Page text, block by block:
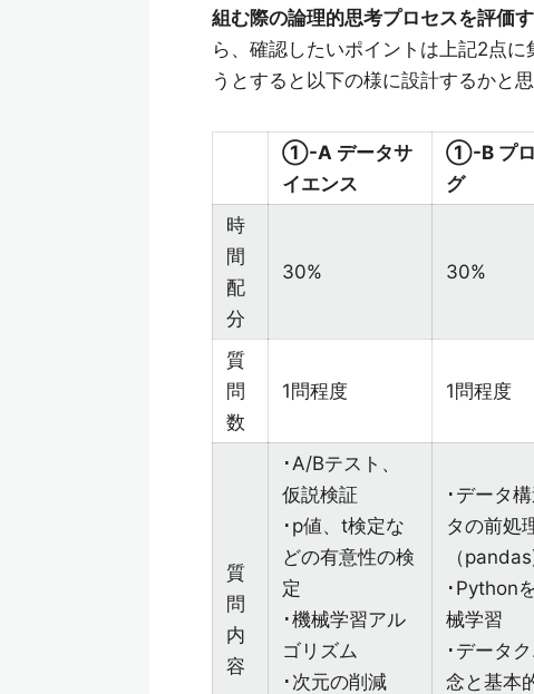
組む際の論理的思考プロセスを評価す
ら、確認したいポイントは上記2点
うとすると以下の様に設計するかと思
①-A データサ
イエンス
①-B プロ
グ
時
間
配
分
30% 30%
質
問
数
1問程度 1問程度
質
問
内
容
･A/Bテスト、
仮説検証
･p値、t検定な
どの有意性の検
定
･機械学習アル
ゴリズム
･次元の削減
･データ
タの前処
（
･Python
械学習
･データ
念と基本